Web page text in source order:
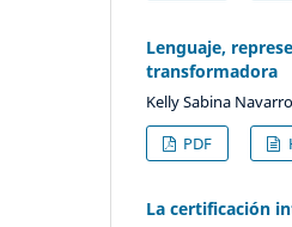
Lenguaje,
transformadora
Kelly Sabina
PDF
La certificación